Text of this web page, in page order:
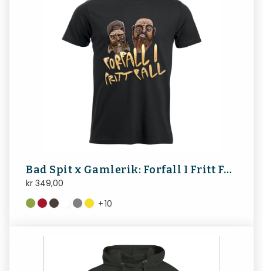
Bad Spit x Gamlerik: Forfall I Fritt Fall TEE
kr 349,00
+10